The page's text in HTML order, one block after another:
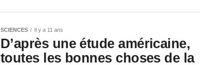
SCIENCES Il y a 11 ans
D’après une étude américaine,
toutes les bonnes choses de la